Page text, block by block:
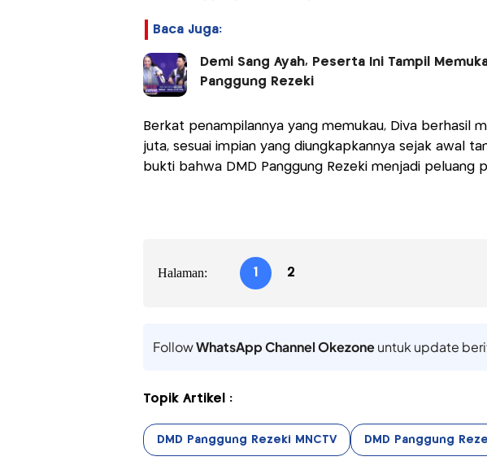
Baca Juga:
Demi Sang Ayah, Peserta Ini Tampil
Panggung Rezeki
Berkat penampilannya yang memukau, Diva berhasil
juta, sesuai impian yang diungkapkannya sejak awal
bukti bahwa DMD Panggung Rezeki menjadi peluang
Halaman: 1 2
FollowWhatsApp Channel Okezoneuntuk update
Topik Artikel :
DMD Panggung Rezeki MNCTV DMD Panggung